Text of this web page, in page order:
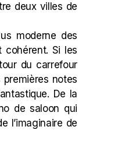
deux villes de
moderne des
cohérent. Si les
du carrefour
premières notes
De la
de saloon qui
l’imaginaire de